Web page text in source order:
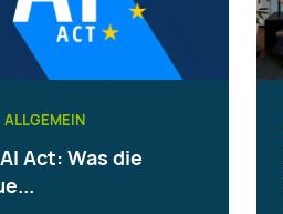
ALLGEMEIN
Act: Was die